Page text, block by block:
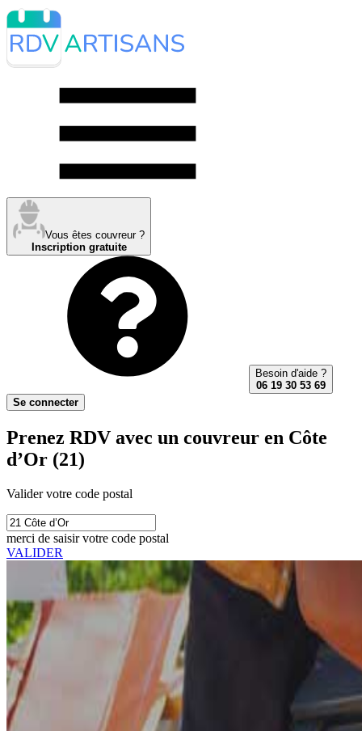
Vous êtes couvreur ?
Inscription gratuite
Besoin d'aide ?
06 19 30 53 69
Se connecter
Prenez RDV avec un couvreur en Côte
d’Or (21)
Valider votre code postal
merci de saisir votre code postal
VALIDER